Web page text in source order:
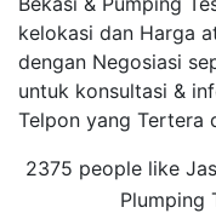
kelokasi dan Harga
dengan Negosiasi
untuk konsultasi &
Telpon yang Tertera
2375 people like
Plumping